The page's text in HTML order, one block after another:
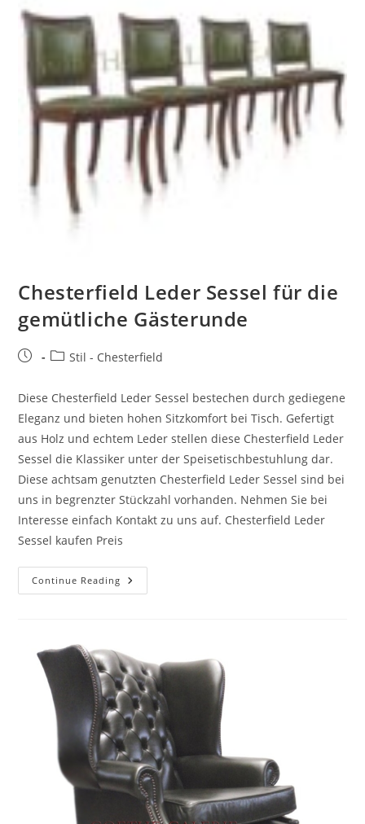
Chesterfield Leder Sessel für die
gemütliche Gästerunde
Stil - Chesterfield
Diese Chesterfield Leder Sessel bestechen durch gediegene
Eleganz und bieten hohen Sitzkomfort bei Tisch. Gefertigt
aus Holz und echtem Leder stellen diese Chesterfield Leder
Sessel die Klassiker unter der Speisetischbestuhlung dar.
Diese achtsam genutzten Chesterfield Leder Sessel sind bei
uns in begrenzter Stückzahl vorhanden. Nehmen Sie bei
Interesse einfach Kontakt zu uns auf. Chesterfield Leder
Sessel kaufen Preis
Continue Reading